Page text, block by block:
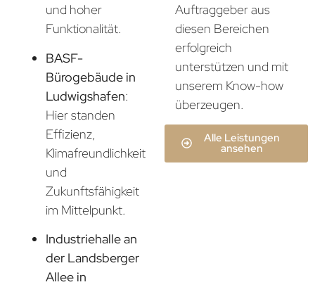
und hoher
Funktionalität.
BASF-
Bürogebäude in
Ludwigshafen:
Hier standen
Effizienz,
Klimafreundlichkeit
und
Zukunftsfähigkeit
im Mittelpunkt.
Industriehalle an
der Landsberger
Allee in
Auftraggeber aus
diesen Bereichen
erfolgreich
unterstützen und mit
unserem Know-how
überzeugen.
Alle Leistungen
ansehen